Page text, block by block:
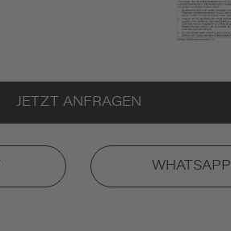
JETZT ANFRAGEN
WHATSAPP